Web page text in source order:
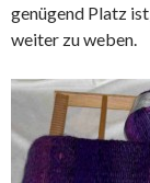
genügend Platz
weiter zu weben.